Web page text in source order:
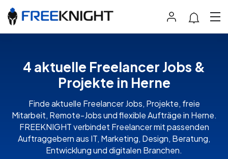
4 aktuelle Freelancer Jobs &
Projekte in Herne
Finde aktuelle Freelancer Jobs, Projekte, freie
Mitarbeit, Remote-Jobs und flexible Aufträge in Herne.
FREEKNIGHT verbindet Freelancer mit passenden
Auftraggebern aus IT, Marketing, Design, Beratung,
Entwicklung und digitalen Branchen.